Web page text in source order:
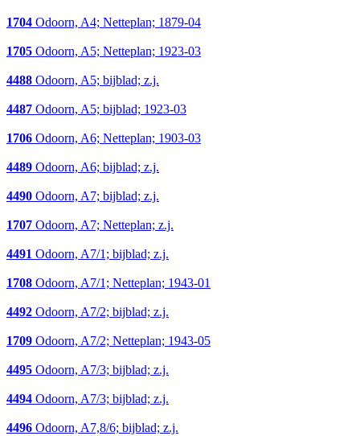
1704 Odoorn, A4; Netteplan; 1879-04
1705 Odoorn, A5; Netteplan; 1923-03
4488 Odoorn, A5; bijblad; z.j.
4487 Odoorn, A5; bijblad; 1923-03
1706 Odoorn, A6; Netteplan; 1903-03
4489 Odoorn, A6; bijblad; z.j.
4490 Odoorn, A7; bijblad; z.j.
1707 Odoorn, A7; Netteplan; z.j.
4491 Odoorn, A7/1; bijblad; z.j.
1708 Odoorn, A7/1; Netteplan; 1943-01
4492 Odoorn, A7/2; bijblad; z.j.
1709 Odoorn, A7/2; Netteplan; 1943-05
4495 Odoorn, A7/3; bijblad; z.j.
4494 Odoorn, A7/3; bijblad; z.j.
4496 Odoorn, A7,8/6; bijblad; z.j.